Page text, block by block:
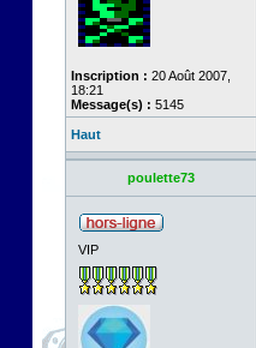
Inscription : 20 Août 2007,
18:21
Message(s) : 5145
Haut
poulette73
VIP